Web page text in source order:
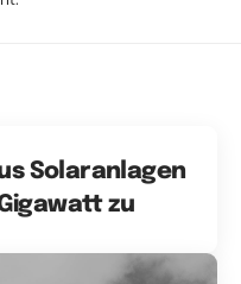
Solaranlagen
zu